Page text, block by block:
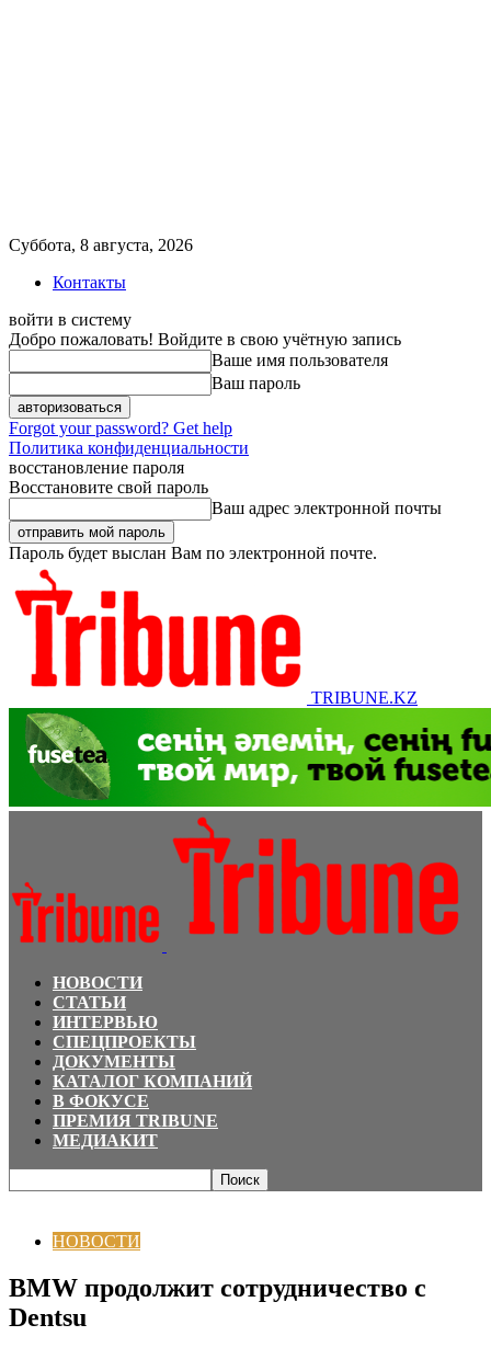
Суббота, 8 августа, 2026
Контакты
войти в систему
Добро пожаловать! Войдите в свою учётную запись
Ваше имя пользователя
Ваш пароль
Forgot your password? Get help
Политика конфиденциальности
восстановление пароля
Восстановите свой пароль
Ваш адрес электронной почты
Пароль будет выслан Вам по электронной почте.
TRIBUNE.KZ
НОВОСТИ
СТАТЬИ
ИНТЕРВЬЮ
СПЕЦПРОЕКТЫ
ДОКУМЕНТЫ
КАТАЛОГ КОМПАНИЙ
В ФОКУСЕ
ПРЕМИЯ TRIBUNE
МЕДИАКИТ
НОВОСТИ
BMW продолжит сотрудничество с
Dentsu